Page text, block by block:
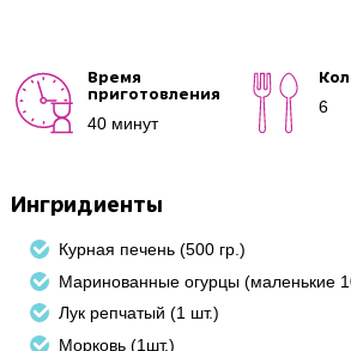
Время
приготовления
40 минут
6
Ингридиенты
Курная печень (500 гр.)
Маринованные огурцы (маленькие
Лук репчатый (1 шт.)
Морковь (1шт.)